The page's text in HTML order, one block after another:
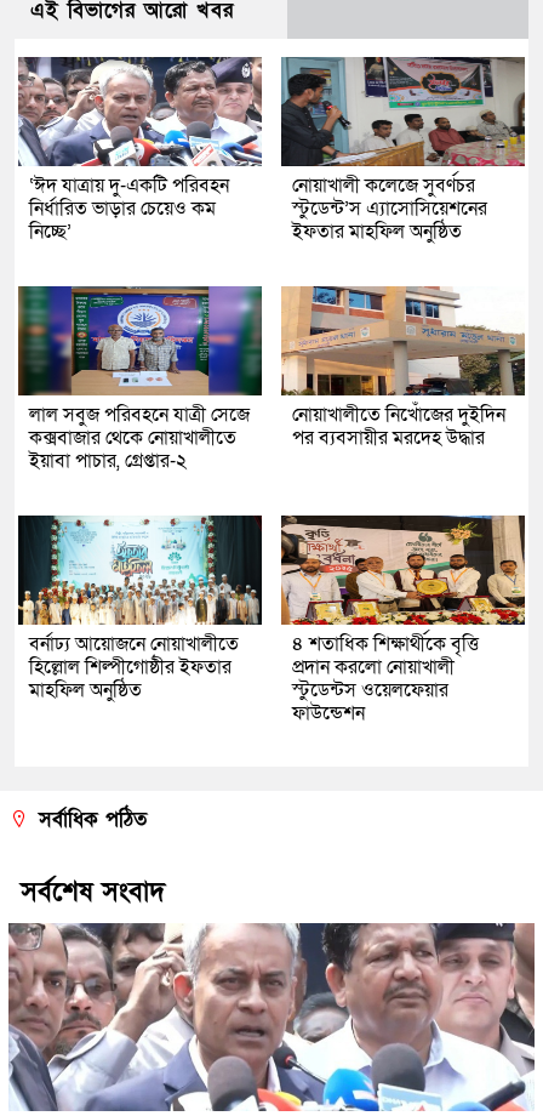
এই বিভাগের আরো খবর
‘ঈদ যাত্রায় দু-একটি পরিবহন
নির্ধারিত ভাড়ার চেয়েও কম
নিচ্ছে’
নোয়াখালী কলেজে সুবর্ণচর
স্টুডেন্ট’স এ্যাসোসিয়েশনের
ইফতার মাহফিল অনুষ্ঠিত
লাল সবুজ পরিবহনে যাত্রী সেজে
কক্সবাজার থেকে নোয়াখালীতে
ইয়াবা পাচার, গ্রেপ্তার-২
নোয়াখালীতে নিখোঁজের দুইদিন
পর ব্যবসায়ীর মরদেহ উদ্ধার
বর্নাঢ্য আয়োজনে নোয়াখালীতে
হিল্লোল শিল্পীগোষ্ঠীর ইফতার
মাহফিল অনুষ্ঠিত
৪ শতাধিক শিক্ষার্থীকে বৃত্তি
প্রদান করলো নোয়াখালী
স্টুডেন্টস ওয়েলফেয়ার
ফাউন্ডেশন
সর্বাধিক পঠিত
সর্বশেষ সংবাদ